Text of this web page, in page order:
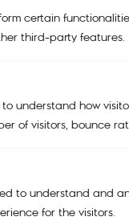
certain
third-party features.
understand how
of visitors, bounce
to understand and
for the visitors.
KIPLING | SMILEY®
BAGS